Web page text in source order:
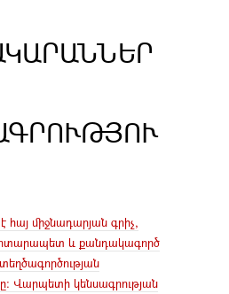
հայ միջնադարյան գրիչ,
և քանդակագործ
Վարպետի կենսագրության